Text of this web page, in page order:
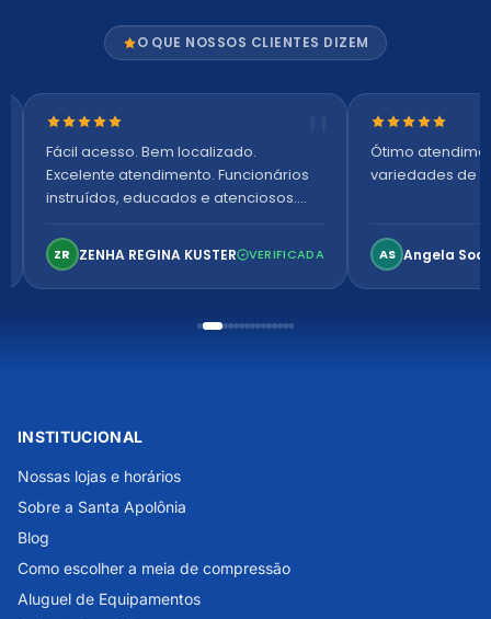
O QUE NOSSOS CLIENTES DIZEM
Nota 5 de 5 estrelas
Fácil acesso. Bem localizado.
Excelente atendimento. Funcionários
instruídos, educados e atenciosos.
confortável. Perfeito!
ZR ZENHA REGINA KUSTER VERIFICADA
Nota 5 de 5
Ótimo
variedades de
AS Angela
INSTITUCIONAL
Nossas lojas e horários
Sobre a Santa Apolônia
Blog
Como escolher a meia de compressão
Aluguel de Equipamentos